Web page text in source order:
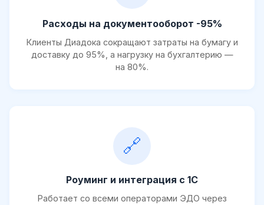
Расходы на документооборот -95%
Клиенты Диадока сокращают затраты на бумагу и
доставку до 95%, а нагрузку на бухгалтерию —
на 80%.
🔗
Роуминг и интеграция с 1С
Работает со всеми операторами ЭДО через